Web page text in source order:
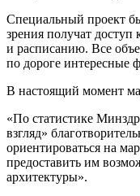
Специальный проект
зрения получат
и расписанию. Все
по дороге интересные
В настоящий момент
«По статистике
взгляд»
ориентироваться на
предоставить им
архитектуры».